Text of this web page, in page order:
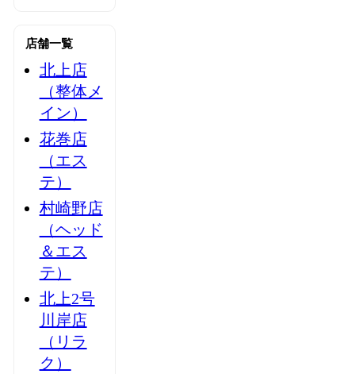
店舗一覧
北上店
（整体メ
イン）
花巻店
（エス
テ）
村崎野店
（ヘッド
＆エス
テ）
北上2号
川岸店
（リラ
ク）